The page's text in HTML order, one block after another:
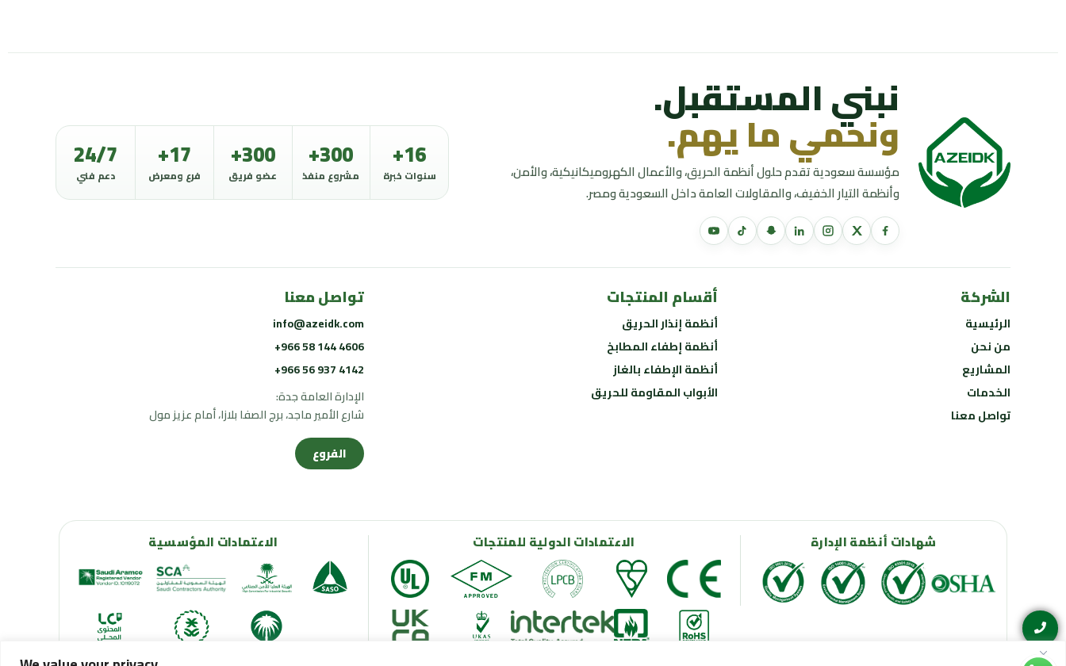
نبني المستقبل.
ونحمي ما يهم.
مؤسسة سعودية تقدم حلول أنظمة الحريق، والأعمال الكهروميكانيكية، والأمن،
وأنظمة التيار الخفيف، والمقاولات العامة داخل السعودية ومصر.
16+
سنوات خبرة
300+
مشروع منفذ
300+
عضو فريق
17+
فرع ومعرض
24/7
دعم فني
الشركة
الرئيسية
من نحن
المشاريع
الخدمات
تواصل معنا
أقسام المنتجات
أنظمة إنذار الحريق
أنظمة إطفاء المطابخ
أنظمة الإطفاء بالغاز
الأبواب المقاومة للحريق
تواصل معنا
info@azeidk.com
+966 58 144 4606
+966 56 937 4142
الإدارة العامة جدة:
شارع الأمير ماجد، برج الصفا بلازا، أمام عزيز مول
الفروع
الاعتمادات المؤسسية الاعتمادات الدولية للمنتجات شهادات أنظمة الإدارة